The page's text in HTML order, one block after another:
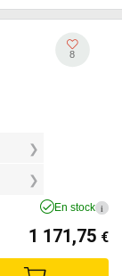
8
En stock i
1 171,75 €